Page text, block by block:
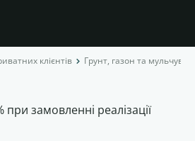
клієнтів Грунт, газон та
замовленні реалізації